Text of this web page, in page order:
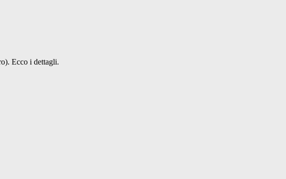
Ecco i dettagli.